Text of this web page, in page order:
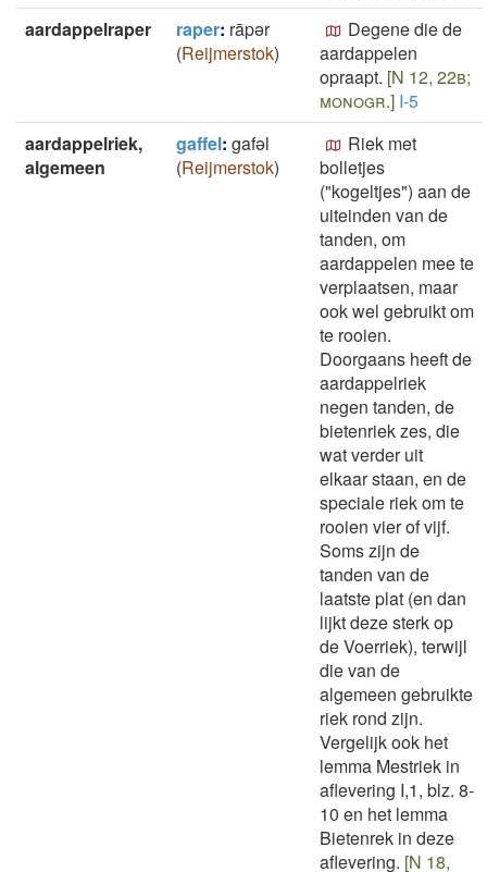
aardappelraper
raper: rāpǝr
(Reijmerstok)
Degene die de
aardappelen
opraapt. [N 12, 22b;
monogr.] I-5
aardappelriek,
algemeen
gaffel: gafǝl
(Reijmerstok)
Riek met
bolletjes
("kogeltjes") aan de
uiteinden van de
tanden, om
aardappelen mee te
verplaatsen, maar
ook wel gebruikt om
te rooien.
Doorgaans heeft de
aardappelriek
negen tanden, de
bietenriek zes, die
wat verder uit
elkaar staan, en de
speciale riek om te
rooien vier of vijf.
Soms zijn de
tanden van de
laatste plat (en dan
lijkt deze sterk op
de Voerriek), terwijl
die van de
algemeen gebruikte
riek rond zijn.
Vergelijk ook het
lemma Mestriek in
aflevering I,1, blz. 8-
10 en het lemma
Bietenrek in deze
aflevering. [N 18,